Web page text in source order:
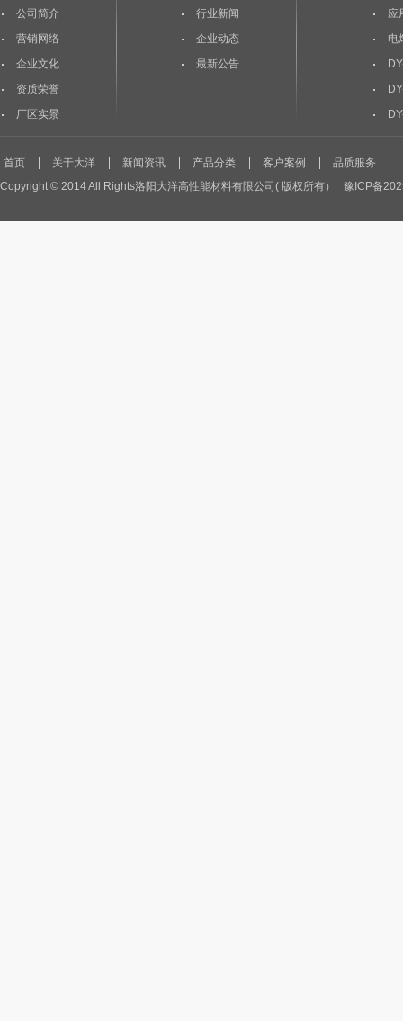
公司简介
营销网络
企业文化
资质荣誉
厂区实景
行业新闻
企业动态
最新公告
应
电
首页 关于大洋 新闻资讯 产品分类 客户案例
品质服务
Copyright © 2014 All Rights洛阳大洋高性能材料有限公司( 版权所有）
豫ICP备